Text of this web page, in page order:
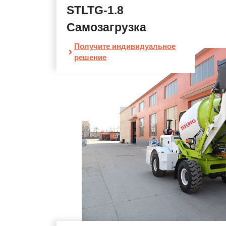
STLTG-1.8
Самозагрузка
Получите индивидуальное
решение